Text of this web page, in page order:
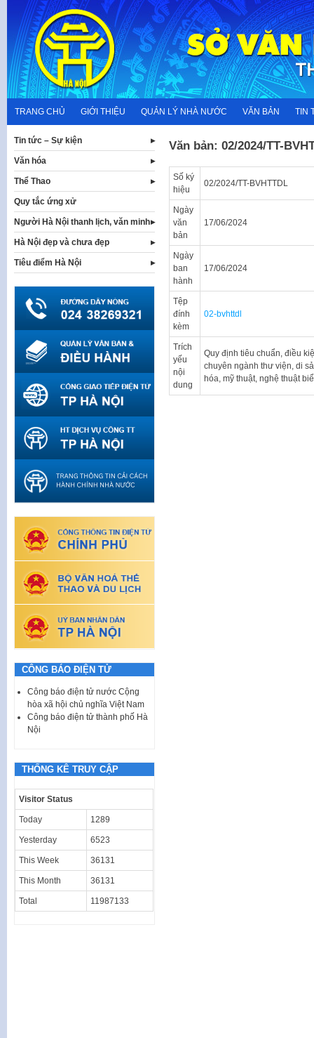
content
TRANG CHỦ GIỚI THIỆU QUẢN LÝ NHÀ NƯỚC VĂN BẢN TIN
Văn bản: 02/2024/TT-
Số ký
hiệu
02/2024/TT-BVHTTDL
Ngày
văn
bản
17/06/2024
Ngày
ban
hành
17/06/2024
Tệp
đính
kèm
02-bvhttdl
Trích
yếu
nội
dung
Quy định tiêu chuẩn, điều
chuyên ngành thư viện, di
hóa, mỹ thuật, nghệ thuật
Tin tức – Sự kiện
Văn hóa
Thể Thao
Quy tắc ứng xử
Người Hà Nội thanh lịch, văn minh
Hà Nội đẹp và chưa đẹp
Tiêu điểm Hà Nội
CÔNG BÁO ĐIỆN TỬ
Công báo điện tử nước Cộng
hòa xã hội chủ nghĩa Việt Nam
Công báo điện tử thành phố Hà
Nội
THỐNG KÊ TRUY CẬP
Visitor Status
Today 1289
Yesterday 6523
This Week 36131
This Month 36131
Total 11987133